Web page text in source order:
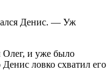
Денис. — Уж
и уже было
ловко схватил его